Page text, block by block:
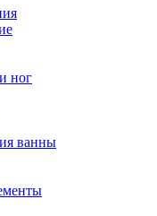
ног
ванны